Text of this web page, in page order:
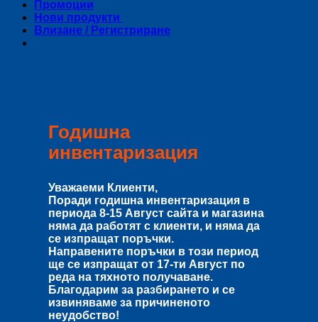
Промоции
Нови продукти
Влизане / Регистриране
Годишна
инвентаризация
Уважаеми Клиенти,
Поради годишна инвентаризация в
периода 8-15 Август сайта и магазина
няма да работят с клиенти, и няма да
се изпращат поръчки.
Направените поръчки в този период
ще се изпращат от 17-ти Август по
реда на тяхното получаване.
Благодарим за разбирането и се
извиняваме за причиненото
неудобство!